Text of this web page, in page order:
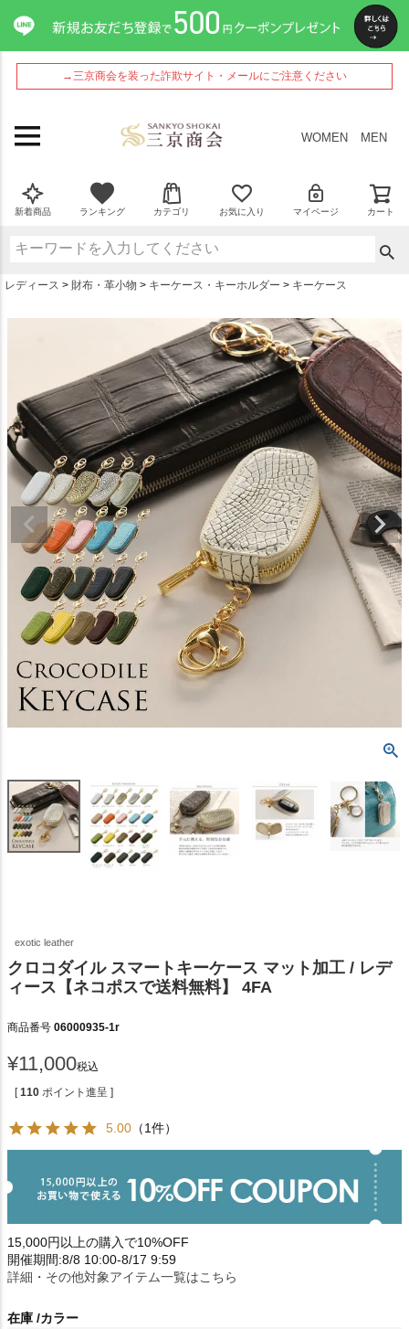
→三京商会を装った詐欺サイト・メールにご注意ください
WOMEN MEN
新着商品 ランキング カテゴリ お気に入り マイページ カート
レディース 財布・革小物 キーケース・キーホルダー キーケース
exotic leather
クロコダイル スマートキーケース マット加工 / レデ
ィース【ネコポスで送料無料】 4FA
商品番号 06000935-1r
¥11,000税込
[ 110 ポイント進呈 ]
5.00 （1件）
15,000円以上の購入で10%OFF
開催期間:8/8 10:00-8/17 9:59
詳細・その他対象アイテム一覧はこちら
在庫 カラー
ペー
ジト
ップ
へ